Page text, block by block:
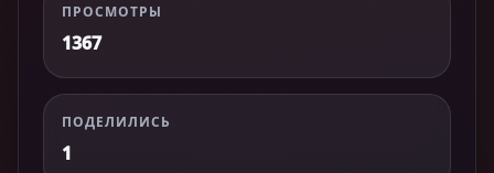
ПРОСМОТРЫ
1367
ПОДЕЛИЛИСЬ
1